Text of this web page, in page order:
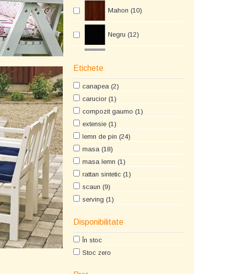
Mahon (10)
Negru (12)
Nuc (6)
Etichete
canapea (2)
carucior (1)
compozit gaumo (1)
extensie (1)
lemn de pin (24)
masa (18)
masa lemn (1)
rattan sintetic (1)
scaun (9)
serving (1)
taburet (1)
Disponibilitate
În stoc
Stoc zero